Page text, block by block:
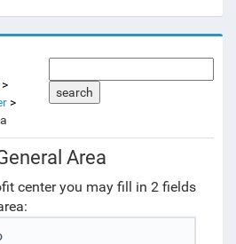
search
Area
center you may fill in 2 fields